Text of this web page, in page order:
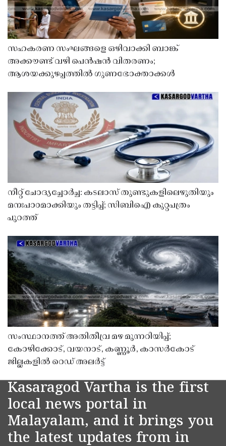
സഹകരണ സംഘങ്ങളെ ഒഴിവാക്കി ബാങ്ക്
അക്കൗണ്ട് വഴി പെൻഷൻ വിതരണം;
ആശയക്കുഴപ്പത്തിൽ ഗുണഭോക്താക്കൾ
നീറ്റ് ചോദ്യച്ചോർച്ച: കടലാസ് തുണ്ടുകളിലെഴുതിയും
മനഃപാഠമാക്കിയും തട്ടിപ്പ്; സിബിഐ കുറ്റപത്രം
പുറത്ത്
സംസ്ഥാനത്ത് അതിതീവ്ര മഴ മുന്നറിയിപ്പ്;
കോഴിക്കോട്, വയനാട്, കണ്ണൂർ, കാസർകോട്
ജില്ലകളിൽ റെഡ് അലർട്ട്
Kasaragod Vartha is the first
local news portal in
Malayalam, and it brings you
the latest updates from in